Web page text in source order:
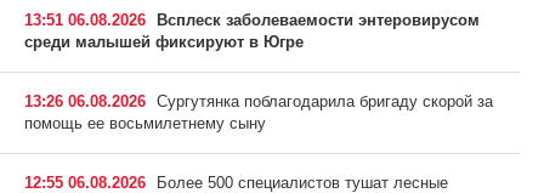
13:51 06.08.2026 Всплеск заболеваемости энтеровирусом
среди малышей фиксируют в Югре
13:26 06.08.2026 Сургутянка поблагодарила бригаду скорой за
помощь ее восьмилетнему сыну
12:55 06.08.2026
Более 500 специалистов тушат лесные